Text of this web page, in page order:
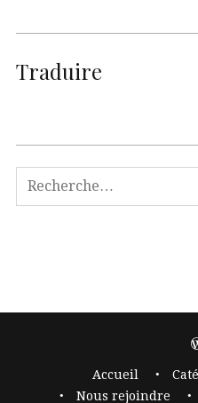
Traduire
Accueil
Nous rejoindre